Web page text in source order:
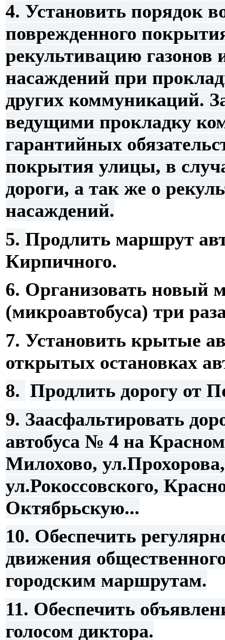
4. Установить порядок
поврежденного
рекультивацию газонов
насаждений при
других коммуникаций.
ведущими прокладку
гарантийных
покрытия улицы, в
дороги, а так же о
насаждений.
5. Продлить маршрут
Кирпичного.
6. Организовать новый
(микроавтобуса) три
7. Установить крытые
открытых остановках
8. Продлить дорогу от
9. Заасфальтировать
автобуса № 4 на
Милохово,
ул.Рокоссовского,
Октябрьскую...
10. Обеспечить
движения
городским маршрутам.
11. Обеспечить
голосом диктора.